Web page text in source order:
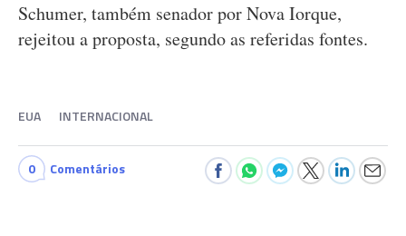
Schumer, também senador por Nova Iorque,
rejeitou a proposta, segundo as referidas fontes.
EUA INTERNACIONAL
0 Comentários